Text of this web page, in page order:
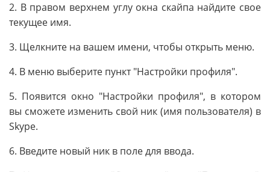
2. В правом верхнем углу окна скайпа найдите свое
текущее имя.
3. Щелкните на вашем имени, чтобы открыть меню.
4. В меню выберите пункт "Настройки профиля".
5. Появится окно "Настройки профиля", в котором
вы сможете изменить свой ник (имя пользователя) в
Skype.
6. Введите новый ник в поле для ввода.